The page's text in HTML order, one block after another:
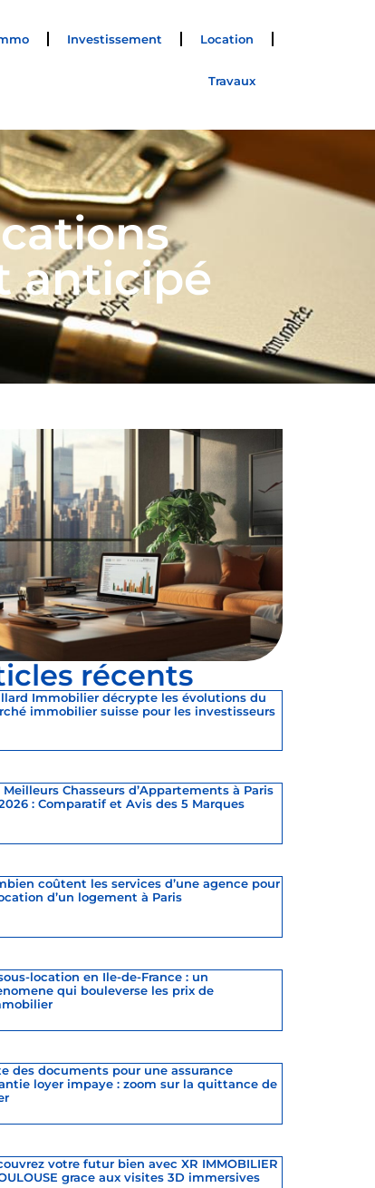
Investissement Location
Travaux
anticipé
récents
Immobilier décrypte les évolutions du
immobilier suisse pour les investisseurs
Meilleurs Chasseurs d’Appartements à Paris
: Comparatif et Avis des 5 Marques
coûtent les services d’une agence pour
d’un logement à Paris
location en Ile-de-France : un
qui bouleverse les prix de
des documents pour une assurance
loyer impaye : zoom sur la quittance de
votre futur bien avec XR IMMOBILIER
grace aux visites 3D immersives